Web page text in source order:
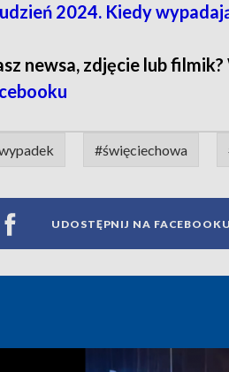
2024. Kiedy
newsa, zdjęcie lub
#święciechowa
UDOSTĘPNIJ NA FACEBOOKU